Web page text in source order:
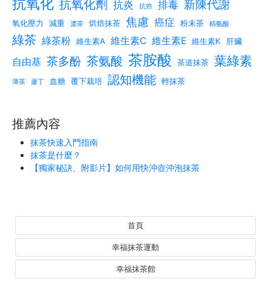
抗氧化劑 抗炎 抗癌 排毒 新陳代謝
氧化壓力 減重 濃茶 烘焙抹茶 焦慮 癌症 粉末茶 精氨酸
綠茶 綠茶粉 維生素A 維生素C 維生素E 維生素K 肝臟
自由基 茶多酚 茶氨酸 茶胺酸 茶道抹茶 葉綠素
薄茶 蘆丁 血糖 覆下栽培 認知機能 輕抹茶
推薦內容
抹茶快速入門指南
抹茶是什麼？
【獨家秘訣、附影片】如何用快沖壺沖泡抹茶
首頁
幸福抹茶運動
幸福抹茶館